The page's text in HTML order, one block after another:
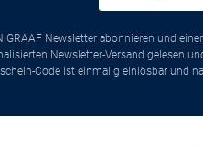
Newsletter abonnieren und
Newsletter-Versand gelesen
Code ist einmalig einlösbar und